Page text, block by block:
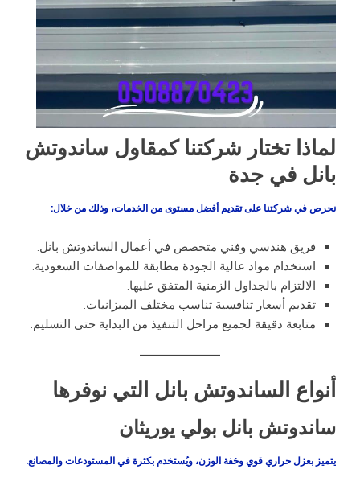
لماذا تختار شركتنا كمقاول ساندوتش
بانل في جدة
نحرص في شركتنا على تقديم أفضل مستوى من الخدمات، وذلك من خلال:
فريق هندسي وفني متخصص في أعمال الساندوتش بانل.
استخدام مواد عالية الجودة مطابقة للمواصفات السعودية.
الالتزام بالجداول الزمنية المتفق عليها.
تقديم أسعار تنافسية تناسب مختلف الميزانيات.
متابعة دقيقة لجميع مراحل التنفيذ من البداية حتى التسليم.
أنواع الساندوتش بانل التي نوفرها
ساندوتش بانل بولي يوريثان
يتميز بعزل حراري قوي وخفة الوزن، ويُستخدم بكثرة في المستودعات والمصانع.